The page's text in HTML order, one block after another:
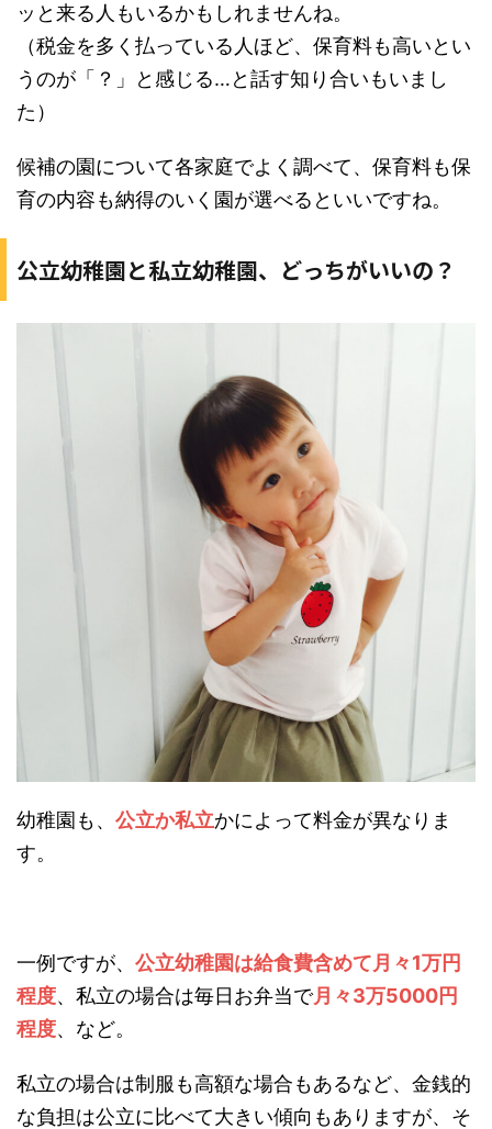
ッと来る人もいるかもしれませんね。
（税金を多く払っている人ほど、保育料も高いとい
うのが「？」と感じる…と話す知り合いもいまし
た）
候補の園について各家庭でよく調べて、保育料も保
育の内容も納得のいく園が選べるといいですね。
公立幼稚園と私立幼稚園、どっちがいいの？
幼稚園も、 公立か私立かによって料金が異なりま
す。
一例ですが、 公立幼稚園は給食費含めて月々1万円
程度、私立の場合は毎日お弁当で月々3万5000円
程度、など。
私立の場合は制服も高額な場合もあるなど、金銭的
な負担は公立に比べて大きい傾向もありますが、そ